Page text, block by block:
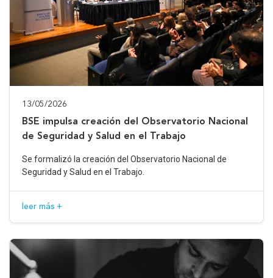
13/05/2026
BSE impulsa creación del Observatorio Nacional
de Seguridad y Salud en el Trabajo
Se formalizó la creación del Observatorio Nacional de
Seguridad y Salud en el Trabajo.
leer más +